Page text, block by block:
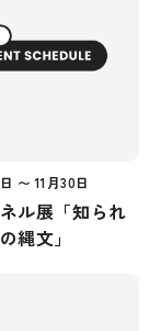
〜 11月30日
ル展「知られ
縄文」